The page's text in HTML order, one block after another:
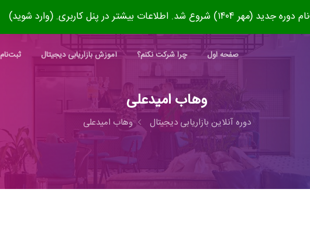
(مهر ۱۴۰۴) شروع شد. اطلاعات بیشتر در پنل کاربری. (وارد شوید)
صفحه اول چرا شرکت نکنم؟ آموزش بازاریابی دیجیتال ثبت‌نام
وهاب امیدعلی
دوره آنلاین بازاریابی دیجیتال وهاب امیدعلی